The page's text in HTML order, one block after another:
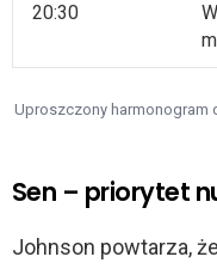
20:30
Uproszczony harmonogram
Sen – priorytet
Johnson powtarza,